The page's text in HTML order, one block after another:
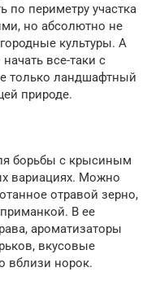
по периметру участка
но абсолютно не
культуры. А
все-таки с
только ландшафтный
природе.
борьбы с крысиным
вариациях. Можно
отравой зерно,
В ее
ароматизаторы
вкусовые
вблизи норок.